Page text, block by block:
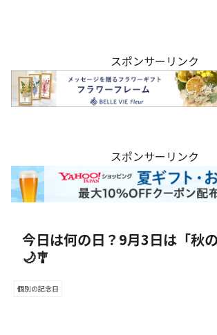
スポンサーリンク
スポンサーリンク
今日は何の日？9月3日は「秋の
🌙🎐
個別の記念日